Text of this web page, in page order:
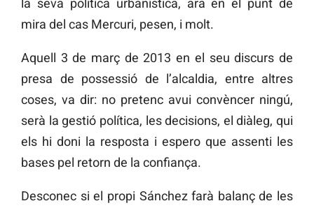
la seva política urbanística, ara en el punt de
mira del cas Mercuri, pesen, i molt.
Aquell 3 de març de 2013 en el seu discurs de
presa de possessió de l’alcaldia, entre altres
coses, va dir: no pretenc avui convèncer ningú,
serà la gestió política, les decisions, el diàleg, qui
els hi doni la resposta i espero que assenti les
bases pel retorn de la confiança.
Desconec si el propi Sánchez farà balanç de les